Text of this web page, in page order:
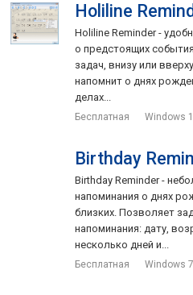
Holiline
Holiline Reminder -
о предстоящих
задач, внизу или
напомнит о днях
делах...
Бесплатная Windows
Birthday
Birthday Reminder -
напоминания о днях
близких. Позволяет
напоминания: дату,
несколько дней и...
Бесплатная Windows